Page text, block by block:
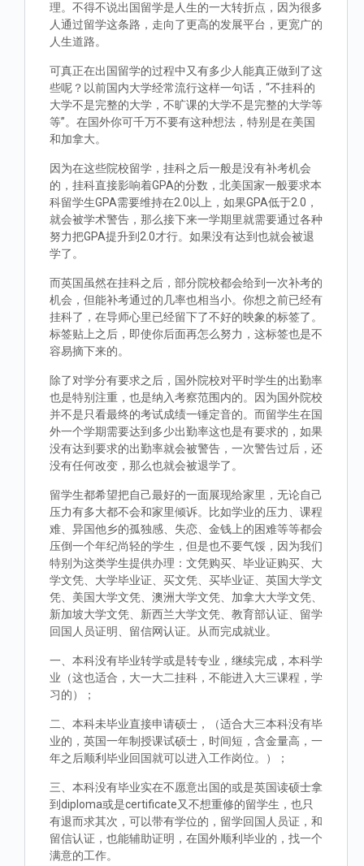
理。不得不说出国留学是人生的一大转折点，因为很多
人通过留学这条路，走向了更高的发展平台，更宽广的
人生道路。
可真正在出国留学的过程中又有多少人能真正做到了这
些呢？以前国内大学经常流行这样一句话，“不挂科的
大学不是完整的大学，不旷课的大学不是完整的大学等
等”。在国外你可千万不要有这种想法，特别是在美国
和加拿大。
因为在这些院校留学，挂科之后一般是没有补考机会
的，挂科直接影响着GPA的分数，北美国家一般要求本
科留学生GPA需要维持在2.0以上，如果GPA低于2.0，
就会被学术警告，那么接下来一学期里就需要通过各种
努力把GPA提升到2.0才行。如果没有达到也就会被退
学了。
而英国虽然在挂科之后，部分院校都会给到一次补考的
机会，但能补考通过的几率也相当小。你想之前已经有
挂科了，在导师心里已经留下了不好的映象的标签了。
标签贴上之后，即使你后面再怎么努力，这标签也是不
容易摘下来的。
除了对学分有要求之后，国外院校对平时学生的出勤率
也是特别注重，也是纳入考察范围内的。因为国外院校
并不是只看最终的考试成绩一锤定音的。而留学生在国
外一个学期需要达到多少出勤率这也是有要求的，如果
没有达到要求的出勤率就会被警告，一次警告过后，还
没有任何改变，那么也就会被退学了。
留学生都希望把自己最好的一面展现给家里，无论自己
压力有多大都不会和家里倾诉。比如学业的压力、课程
难、异国他乡的孤独感、失恋、金钱上的困难等等都会
压倒一个年纪尚轻的学生，但是也不要气馁，因为我们
特别为这类学生提供办理：文凭购买、毕业证购买、大
学文凭、大学毕业证、买文凭、买毕业证、英国大学文
凭、美国大学文凭、澳洲大学文凭、加拿大大学文凭、
新加坡大学文凭、新西兰大学文凭、教育部认证、留学
回国人员证明、留信网认证。从而完成就业。
一、本科没有毕业转学或是转专业，继续完成，本科学
业（这也适合，大一大二挂科，不能进入大三课程，学
习的）；
二、本科未毕业直接申请硕士，（适合大三本科没有毕
业的，英国一年制授课试硕士，时间短，含金量高，一
年之后顺利毕业回国就可以进入工作岗位。）；
三、本科没有毕业实在不愿意出国的或是英国读硕士拿
到diploma或是certificate又不想重修的留学生，也只
有退而求其次，可以带有学位的，留学回国人员证，和
留信认证，也能辅助证明，在国外顺利毕业的，找一个
满意的工作。